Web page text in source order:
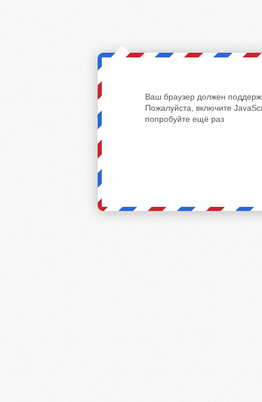
Ваш браузер должен
Пожалуйста, включите
попробуйте ещё раз